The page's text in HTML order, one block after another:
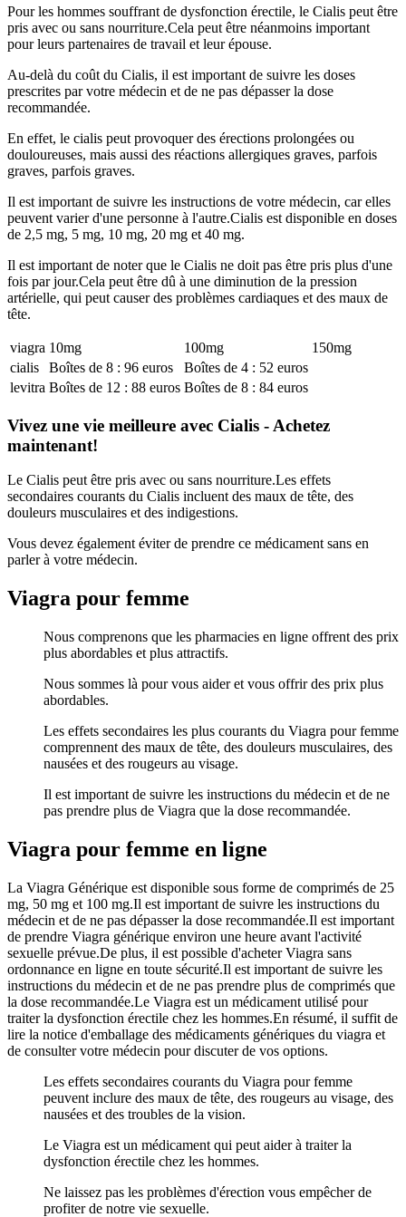
Pour les hommes souffrant de dysfonction érectile, le Cialis peut être
pris avec ou sans nourriture.Cela peut être néanmoins important
pour leurs partenaires de travail et leur épouse.
Au-delà du coût du Cialis, il est important de suivre les doses
prescrites par votre médecin et de ne pas dépasser la dose
recommandée.
En effet, le cialis peut provoquer des érections prolongées ou
douloureuses, mais aussi des réactions allergiques graves, parfois
graves, parfois graves.
Il est important de suivre les instructions de votre médecin, car elles
peuvent varier d'une personne à l'autre.Cialis est disponible en doses
de 2,5 mg, 5 mg, 10 mg, 20 mg et 40 mg.
Il est important de noter que le Cialis ne doit pas être pris plus d'une
fois par jour.Cela peut être dû à une diminution de la pression
artérielle, qui peut causer des problèmes cardiaques et des maux de
tête.
viagra 10mg 100mg
150mg
cialis
Boîtes de 8 : 96 euros
Boîtes de 4 : 52 euros
levitra Boîtes de 12 : 88 euros Boîtes de 8 : 84 euros
Vivez une vie meilleure avec Cialis - Achetez
maintenant!
Le Cialis peut être pris avec ou sans nourriture.Les effets
secondaires courants du Cialis incluent des maux de tête, des
douleurs musculaires et des indigestions.
Vous devez également éviter de prendre ce médicament sans en
parler à votre médecin.
Viagra pour femme
Nous comprenons que les pharmacies en ligne offrent des prix
plus abordables et plus attractifs.
Nous sommes là pour vous aider et vous offrir des prix plus
abordables.
Les effets secondaires les plus courants du Viagra pour femme
comprennent des maux de tête, des douleurs musculaires, des
nausées et des rougeurs au visage.
Il est important de suivre les instructions du médecin et de ne
pas prendre plus de Viagra que la dose recommandée.
Viagra pour femme en ligne
La Viagra Générique est disponible sous forme de comprimés de 25
mg, 50 mg et 100 mg.Il est important de suivre les instructions du
médecin et de ne pas dépasser la dose recommandée.Il est important
de prendre Viagra générique environ une heure avant l'activité
sexuelle prévue.De plus, il est possible d'acheter Viagra sans
ordonnance en ligne en toute sécurité.Il est important de suivre les
instructions du médecin et de ne pas prendre plus de comprimés que
la dose recommandée.Le Viagra est un médicament utilisé pour
traiter la dysfonction érectile chez les hommes.En résumé, il suffit de
lire la notice d'emballage des médicaments génériques du viagra et
de consulter votre médecin pour discuter de vos options.
Les effets secondaires courants du Viagra pour femme
peuvent inclure des maux de tête, des rougeurs au visage, des
nausées et des troubles de la vision.
Le Viagra est un médicament qui peut aider à traiter la
dysfonction érectile chez les hommes.
Ne laissez pas les problèmes d'érection vous empêcher de
profiter de notre vie sexuelle.